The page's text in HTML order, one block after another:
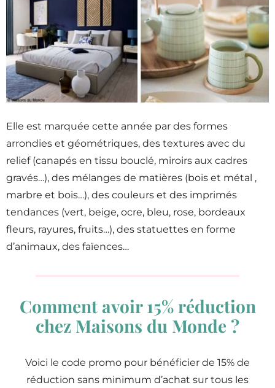
Elle est marquée cette année par des formes
arrondies et géométriques, des textures avec du
relief (canapés en tissu bouclé, miroirs aux cadres
gravés…), des mélanges de matières (bois et métal ,
marbre et bois…), des couleurs et des imprimés
tendances (vert, beige, ocre, bleu, rose, bordeaux
fleurs, rayures, fruits…), des statuettes en forme
d’animaux, des faïences…
Comment avoir 15% réduction
chez Maisons du Monde ?
Voici le code promo pour bénéficier de 15% de
réduction sans minimum d’achat sur tous les